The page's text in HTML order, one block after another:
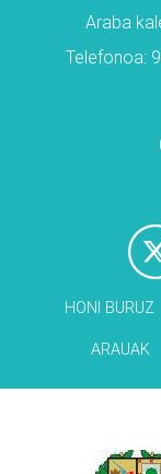
Araba
Telefonoa:
HONI BURUZ
ARAUAK